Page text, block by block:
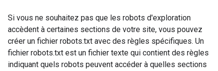
Si vous ne souhaitez pas que les robots d'exploration
accèdent à certaines sections de votre site, vous pouvez
créer un fichier robots.txt avec des règles spécifiques. Un
fichier robots.txt est un fichier texte qui contient des règles
indiquant quels robots peuvent accéder à quelles sections